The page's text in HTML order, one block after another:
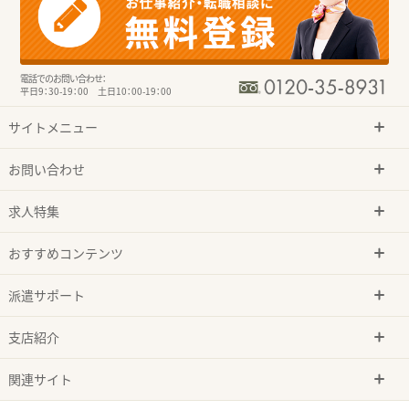
電話でのお問い合わせ：
平日9：30-19：00 土日10：00-19：00
サイトメニュー
お問い合わせ
求人特集
おすすめコンテンツ
派遣サポート
支店紹介
関連サイト